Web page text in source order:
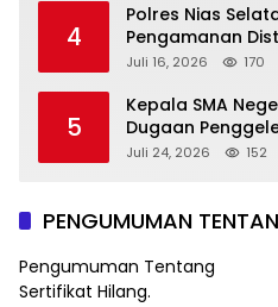
4
Polres Nias
Pengamanan
Ketertiban di SPBU
Juli 16, 2026 170
5
Kepala SMA
Dugaan
Tegaskan
Juli 24, 2026 152
PENGUMUMAN
Pengumuman Tentang
Sertifikat Hilang.